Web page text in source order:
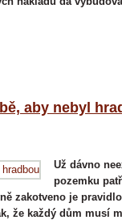
aby nebyl
Už dávno
pozemku
zakotveno je
že každý dům musí